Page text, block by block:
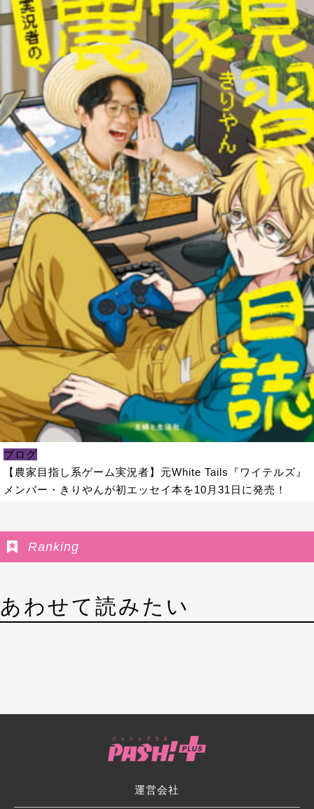
ブログ
【農家目指し系ゲーム実況者】元White Tails『ワイテルズ』
メンバー・きりやんが初エッセイ本を10月31日に発売！
Ranking
あわせて読みたい
運営会社